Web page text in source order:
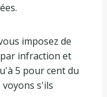
imposez de
infraction et
5 pour cent du
s'ils